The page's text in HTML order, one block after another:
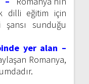
dilli eğitim için
şansı sunduğu
yer alan –
Romanya,